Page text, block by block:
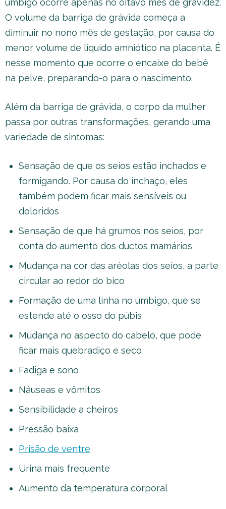
umbigo ocorre apenas no oitavo mês de gravidez.
O volume da barriga de grávida começa a
diminuir no nono mês de gestação, por causa do
menor volume de líquido amniótico na placenta. É
nesse momento que ocorre o encaixe do bebê
na pelve, preparando-o para o nascimento.
Além da barriga de grávida, o corpo da mulher
passa por outras transformações, gerando uma
variedade de sintomas:
Sensação de que os seios estão inchados e
formigando. Por causa do inchaço, eles
também podem ficar mais sensíveis ou
doloridos
Sensação de que há grumos nos seios, por
conta do aumento dos ductos mamários
Mudança na cor das aréolas dos seios, a parte
circular ao redor do bico
Formação de uma linha no umbigo, que se
estende até o osso do púbis
Mudança no aspecto do cabelo, que pode
ficar mais quebradiço e seco
Fadiga e sono
Náuseas e vômitos
Sensibilidade a cheiros
Pressão baixa
Prisão de ventre
Urina mais frequente
Aumento da temperatura corporal